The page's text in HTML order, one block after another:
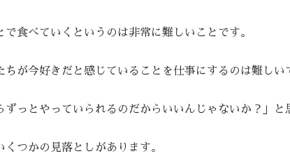
で食べていくというのは非常に難しいことです。
ちが今好きだと感じていることを仕事にするのは難しい
ずっとやっていられるのだからいいんじゃないか？」と
くつかの見落としがあります。